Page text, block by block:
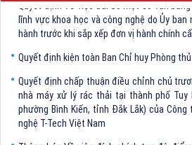
lĩnh vực khoa học và công nghệ do Ủy
hành trước khi sắp xếp đơn vị hành chính
nhà máy xử lý rác thải tại thành phố Tuy
phường Bình Kiến, tỉnh Đắk Lắk) của Công
nghệ T-Tech Việt Nam